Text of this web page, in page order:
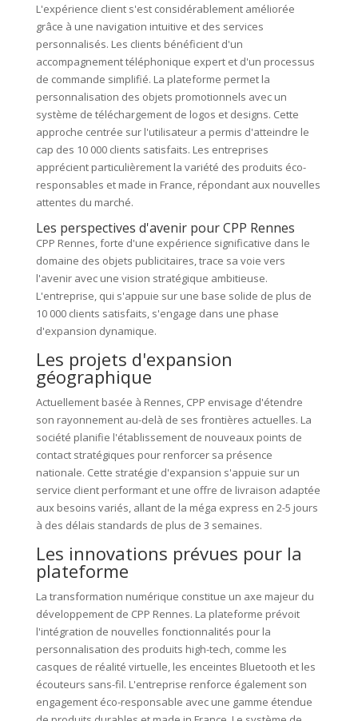
L'expérience client s'est considérablement améliorée
grâce à une navigation intuitive et des services
personnalisés. Les clients bénéficient d'un
accompagnement téléphonique expert et d'un processus
de commande simplifié. La plateforme permet la
personnalisation des objets promotionnels avec un
système de téléchargement de logos et designs. Cette
approche centrée sur l'utilisateur a permis d'atteindre le
cap des 10 000 clients satisfaits. Les entreprises
apprécient particulièrement la variété des produits éco-
responsables et made in France, répondant aux nouvelles
attentes du marché.
Les perspectives d'avenir pour CPP Rennes
CPP Rennes, forte d'une expérience significative dans le
domaine des objets publicitaires, trace sa voie vers
l'avenir avec une vision stratégique ambitieuse.
L'entreprise, qui s'appuie sur une base solide de plus de
10 000 clients satisfaits, s'engage dans une phase
d'expansion dynamique.
Les projets d'expansion
géographique
Actuellement basée à Rennes, CPP envisage d'étendre
son rayonnement au-delà de ses frontières actuelles. La
société planifie l'établissement de nouveaux points de
contact stratégiques pour renforcer sa présence
nationale. Cette stratégie d'expansion s'appuie sur un
service client performant et une offre de livraison adaptée
aux besoins variés, allant de la méga express en 2-5 jours
à des délais standards de plus de 3 semaines.
Les innovations prévues pour la
plateforme
La transformation numérique constitue un axe majeur du
développement de CPP Rennes. La plateforme prévoit
l'intégration de nouvelles fonctionnalités pour la
personnalisation des produits high-tech, comme les
casques de réalité virtuelle, les enceintes Bluetooth et les
écouteurs sans-fil. L'entreprise renforce également son
engagement éco-responsable avec une gamme étendue